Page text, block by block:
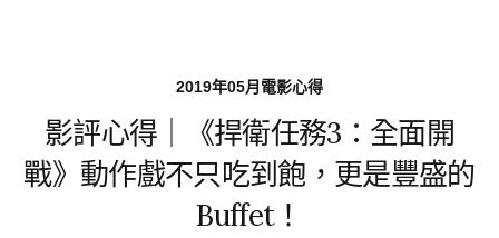
2019年05月電影心得
影評心得｜《捍衛任務3：全面開
戰》動作戲不只吃到飽，更是豐盛的
Buffet！